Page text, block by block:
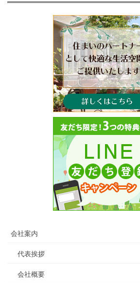
会社案内
代表挨拶
会社概要